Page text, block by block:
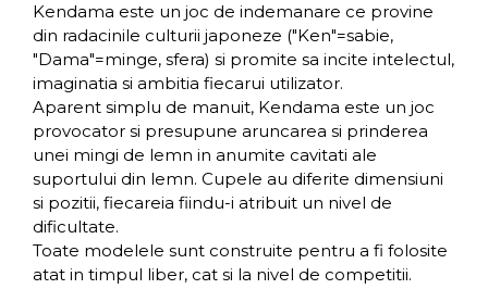
Kendama este un joc de indemanare ce provine
din radacinile culturii japoneze ("Ken"=sabie,
"Dama"=minge, sfera) si promite sa incite intelectul,
imaginatia si ambitia fiecarui utilizator.
Aparent simplu de manuit, Kendama este un joc
provocator si presupune aruncarea si prinderea
unei mingi de lemn in anumite cavitati ale
suportului din lemn. Cupele au diferite dimensiuni
si pozitii, fiecareia fiindu-i atribuit un nivel de
dificultate.
Toate modelele sunt construite pentru a fi folosite
atat in timpul liber, cat si la nivel de competitii.